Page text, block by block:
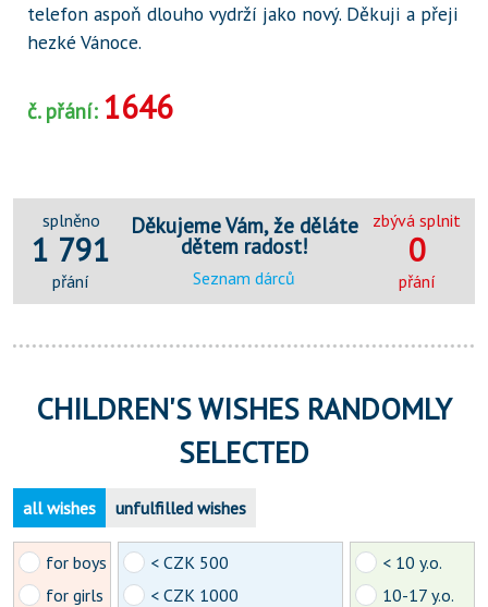
telefon aspoň dlouho vydrží jako nový. Děkuji a přeji
hezké Vánoce.
č. přání: 1646
splněno
1 791
přání
Děkujeme Vám, že děláte
dětem radost!
Seznam dárců
zbývá splnit
0
přání
CHILDREN'S WISHES RANDOMLY
SELECTED
all wishes unfulfilled wishes
for boys
for girls
< CZK 500
< CZK 1000
< 10 y.o.
10-17 y.o.